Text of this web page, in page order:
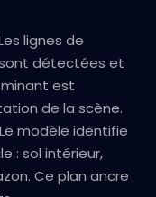
lignes de
détectées et
est
de la scène.
Le modèle identifie
: sol intérieur,
Ce plan ancre